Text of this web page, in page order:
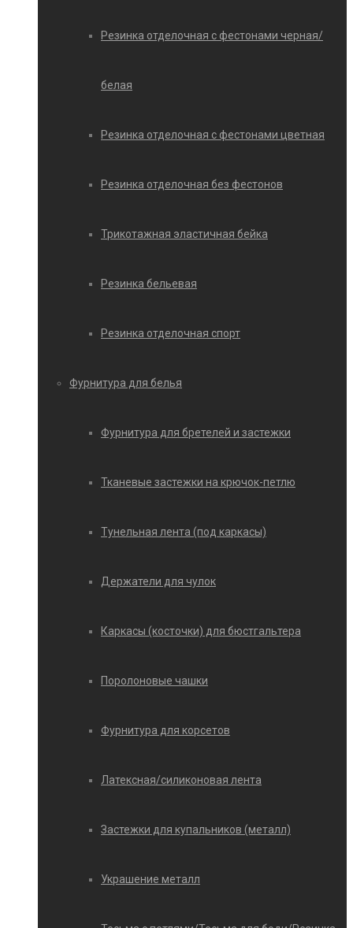
Резинка отделочная с фестонами черная/
белая
Резинка отделочная с фестонами цветная
Резинка отделочная без фестонов
Трикотажная эластичная бейка
Резинка бельевая
Резинка отделочная спорт
Фурнитура для белья
Фурнитура для бретелей и застежки
Тканевые застежки на крючок-петлю
Тунельная лента (под каркасы)
Держатели для чулок
Каркасы (косточки) для бюстгальтера
Поролоновые чашки
Фурнитура для корсетов
Латексная/силиконовая лента
Застежки для купальников (металл)
Украшение металл